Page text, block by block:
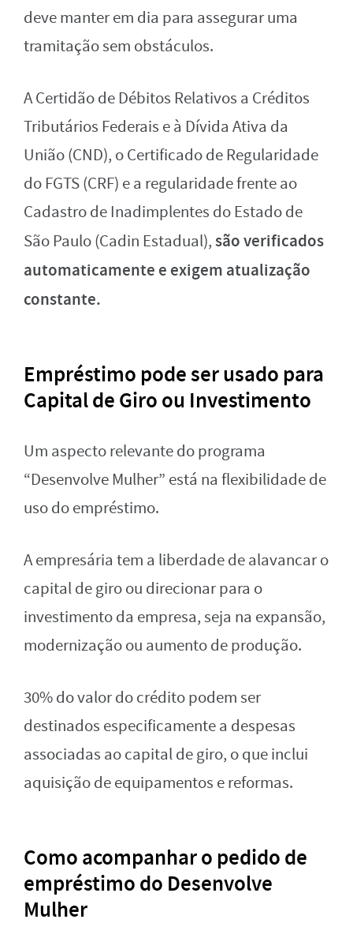
deve manter em dia para assegurar uma
tramitação sem obstáculos.
A Certidão de Débitos Relativos a Créditos
Tributários Federais e à Dívida Ativa da
União (CND), o Certificado de Regularidade
do FGTS (CRF) e a regularidade frente ao
Cadastro de Inadimplentes do Estado de
São Paulo (Cadin Estadual),são verificados
automaticamente e exigem atualização
constante.
Empréstimo pode ser usado para
Capital de Giro ou Investimento
Um aspecto relevante do programa
“Desenvolve Mulher” está na flexibilidade de
uso do empréstimo.
A empresária tem a liberdade de alavancar o
capital de giro ou direcionar para o
investimento da empresa, seja na expansão,
modernização ou aumento de produção.
30% do valor do crédito podem ser
destinados especificamente a despesas
associadas ao capital de giro, o que inclui
aquisição de equipamentos e reformas.
Como acompanhar o pedido de
empréstimo do Desenvolve
Mulher